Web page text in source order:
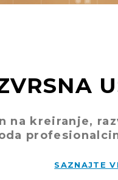
na kreiranje,
SAZNAJTE